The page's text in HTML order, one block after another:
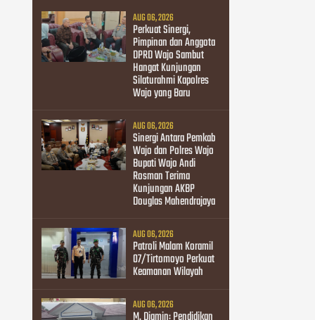
AUG 06, 2026
Perkuat Sinergi,
Pimpinan dan Anggota
DPRD Wajo Sambut
Hangat Kunjungan
Silaturahmi Kapolres
Wajo yang Baru
AUG 06, 2026
Sinergi Antara Pemkab
Wajo dan Polres Wajo
Bupati Wajo Andi
Rosman Terima
Kunjungan AKBP
Douglas Mahendrajaya
AUG 06, 2026
Patroli Malam Koramil
07/Tirtomoyo Perkuat
Keamanan Wilayah
AUG 06, 2026